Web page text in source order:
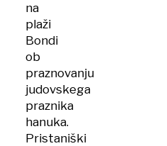
na
plaži
Bondi
ob
praznovanju
judovskega
praznika
hanuka.
Pristaniški